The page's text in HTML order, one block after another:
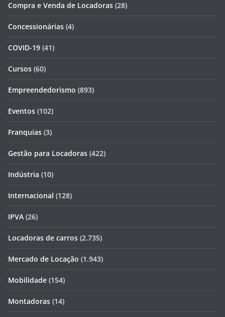
Compra e Venda de Locadoras (28)
Concessionárias (4)
COVID-19 (41)
Cursos (60)
Empreendedorismo (893)
Eventos (102)
Franquias (3)
Gestão para Locadoras (422)
Indústria (10)
Internacional (128)
IPVA (26)
Locadoras de carros (2.735)
Mercado de Locação (1.943)
Mobilidade (154)
Montadoras (14)